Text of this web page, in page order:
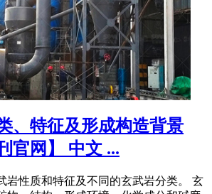
、特征及形成构造背景
官网】 中文 ...
岩性质和特征及不同的玄武岩分类。 玄